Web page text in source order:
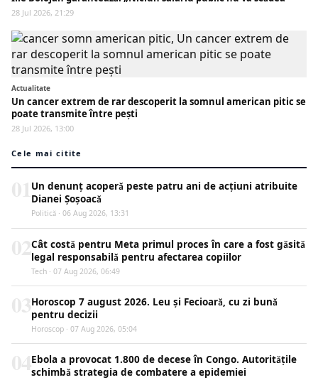
28 Jul 2026, 21:29
Actualitate
Un cancer extrem de rar descoperit la somnul american pitic se
poate transmite între pești
28 Jul 2026, 13:00
Cele mai citite
Un denunț acoperă peste patru ani de acțiuni atribuite
Dianei Șoșoacă
Politică · 06 Aug 2026, 13:31
Cât costă pentru Meta primul proces în care a fost găsită
legal responsabilă pentru afectarea copiilor
Tech · 07 Aug 2026, 06:49
Horoscop 7 august 2026. Leu și Fecioară, cu zi bună
pentru decizii
Horoscop · 07 Aug 2026, 05:04
Ebola a provocat 1.800 de decese în Congo. Autoritățile
schimbă strategia de combatere a epidemiei